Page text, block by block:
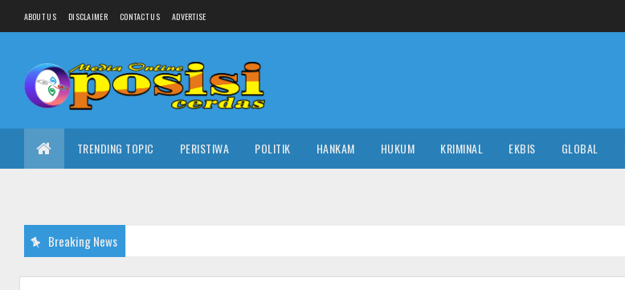
ABOUT US DISCLAIMER CONTACT US ADVERTISE
TRENDING TOPIC PERISTIWA POLITIK HANKAM HUKUM KRIMINAL EKBIS GLOBAL
Breaking News